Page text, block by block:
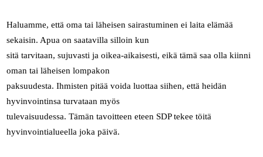
Haluamme, että oma tai läheisen sairastuminen ei laita elämää
sekaisin. Apua on saatavilla silloin kun
sitä tarvitaan, sujuvasti ja oikea-aikaisesti, eikä tämä saa olla kiinni
oman tai läheisen lompakon
paksuudesta. Ihmisten pitää voida luottaa siihen, että heidän
hyvinvointinsa turvataan myös
tulevaisuudessa. Tämän tavoitteen eteen SDP tekee töitä
hyvinvointialueella joka päivä.